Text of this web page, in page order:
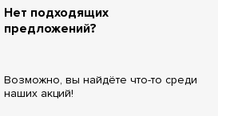
Нет подходящих
предложений?
Возможно, вы найдёте что-то среди
наших акций!